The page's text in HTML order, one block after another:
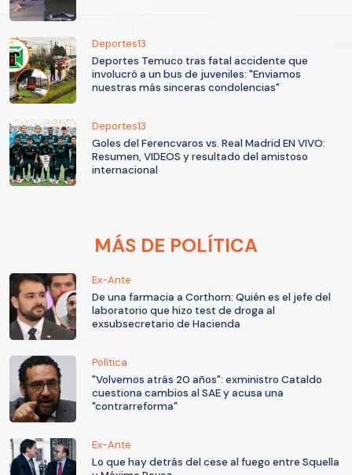
Deportes13
Deportes Temuco tras fatal accidente que
involucró a un bus de juveniles: "Enviamos
nuestras más sinceras condolencias"
Deportes13
Goles del Ferencvaros vs. Real Madrid EN VIVO:
Resumen, VIDEOS y resultado del amistoso
internacional
MÁS DE POLÍTICA
Ex-Ante
De una farmacia a Corthorn: Quién es el jefe del
laboratorio que hizo test de droga al
exsubsecretario de Hacienda
Política
"Volvemos atrás 20 años": exministro Cataldo
cuestiona cambios al SAE y acusa una
"contrarreforma"
Ex-Ante
Lo que hay detrás del cese al fuego entre Squella